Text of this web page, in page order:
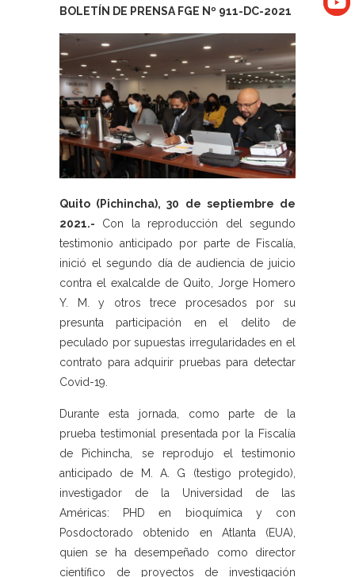
BOLETÍN DE PRENSA FGE Nº 911-DC-2021
Quito (Pichincha), 30 de septiembre de
2021.- Con la reproducción del segundo
testimonio anticipado por parte de Fiscalía,
inició el segundo día de audiencia de juicio
contra el exalcalde de Quito, Jorge Homero
Y. M. y otros trece procesados por su
presunta participación en el delito de
peculado por supuestas irregularidades en el
contrato para adquirir pruebas para detectar
Covid-19.
Durante esta jornada, como parte de la
prueba testimonial presentada por la Fiscalía
de Pichincha, se reprodujo el testimonio
anticipado de M. A. G (testigo protegido),
investigador de la Universidad de las
Américas: PHD en bioquímica y con
Posdoctorado obtenido en Atlanta (EUA),
quien se ha desempeñado como director
científico de proyectos de investigación